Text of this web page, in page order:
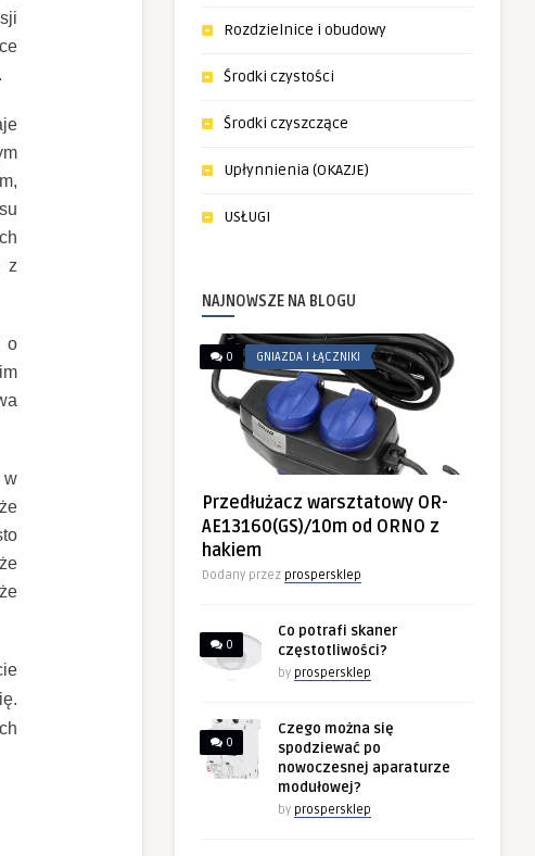
z
o
w
Rozdzielnice i obudowy
Środki czystości
Środki czyszczące
Upłynnienia (OKAZJE)
USŁUGI
NAJNOWSZE NA BLOGU
0 GNIAZDA I ŁĄCZNIKI
Przedłużacz warsztatowy OR-
AE13160(GS)/10m od ORNO z
hakiem
Dodany przez prospersklep
0
Co potrafi skaner
częstotliwości?
by prospersklep
0
Czego można się
spodziewać po
nowoczesnej aparaturze
modułowej?
by prospersklep